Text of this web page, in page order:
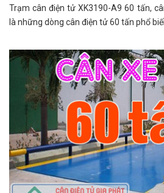
Trạm cân điện tử XK3190-A9 60 tấn,
là những dòng cân điện tử 60 tấn phổ